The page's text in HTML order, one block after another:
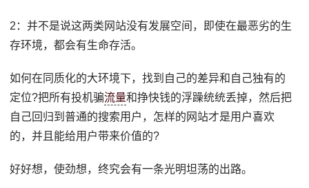
2：并不是说这两类网站没有发展空间，即使在最恶劣的生
存环境，都会有生命存活。
如何在同质化的大环境下，找到自己的差异和自己独有的
定位?把所有投机骗流量和挣快钱的浮躁统统丢掉，然后把
自己回归到普通的搜索用户，怎样的网站才是用户喜欢
的，并且能给用户带来价值的?
好好想，使劲想，终究会有一条光明坦荡的出路。